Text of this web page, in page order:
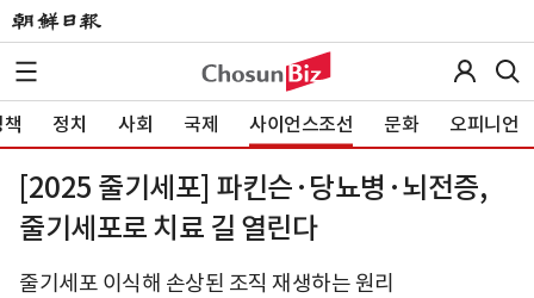
정치 사회 국제 사이언스조선 문화 오피니언
[2025 줄기세포] 파킨슨·당뇨병·뇌전증,
줄기세포로 치료 길 열린다
줄기세포 이식해 손상된 조직 재생하는 원리